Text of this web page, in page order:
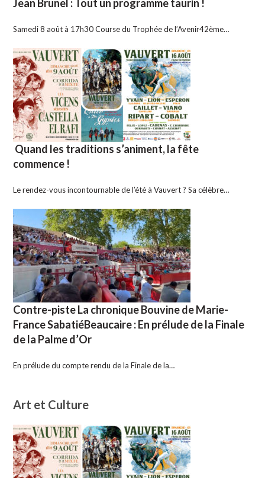
Jean Brunel : Tout un programme taurin !
Samedi 8 août à 17h30 Course du Trophée de l’Avenir42ème…
Quand les traditions s’animent, la fête
commence !
Le rendez-vous incontournable de l’été à Vauvert ? Sa célèbre…
Contre-piste La chronique Bouvine de Marie-
France SabatiéBeaucaire : En prélude de la Finale
de la Palme d’Or
En prélude du compte rendu de la Finale de la…
Art et Culture